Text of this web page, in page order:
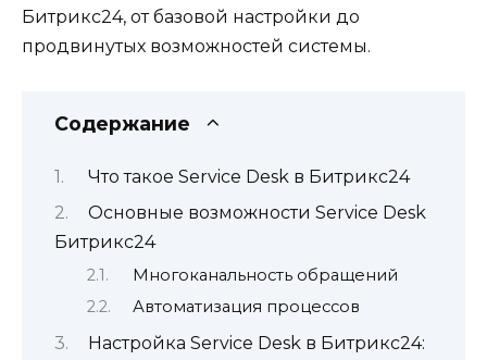
Битрикс24, от базовой настройки до
продвинутых возможностей системы.
Содержание
Что такое Service Desk в Битрикс24
Основные возможности Service Desk
Битрикс24
Многоканальность обращений
Автоматизация процессов
Настройка Service Desk в Битрикс24: